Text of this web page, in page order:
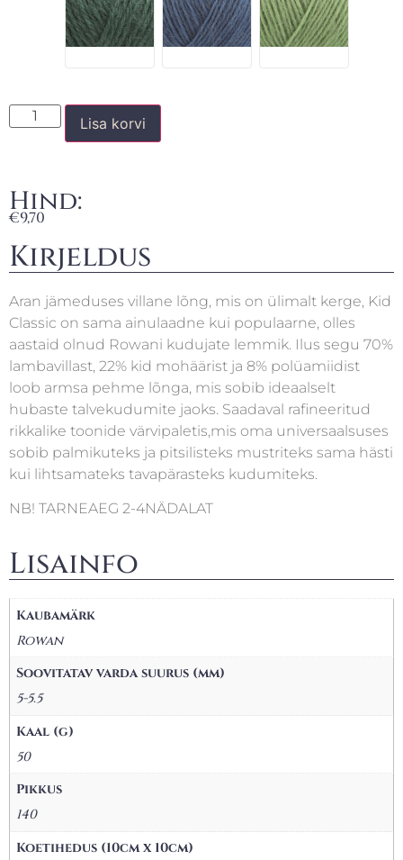
Lisa korvi
Hind:
€9,70
Kirjeldus
Aran jämeduses villane lõng, mis on ülimalt kerge, Kid
Classic on sama ainulaadne kui populaarne, olles
aastaid olnud Rowani kudujate lemmik. Ilus segu 70%
lambavillast, 22% kid mohäärist ja 8% polüamiidist
loob armsa pehme lõnga, mis sobib ideaalselt
hubaste talvekudumite jaoks. Saadaval rafineeritud
rikkalike toonide värvipaletis,mis oma universaalsuses
sobib palmikuteks ja pitsilisteks mustriteks sama hästi
kui lihtsamateks tavapärasteks kudumiteks.
NB! TARNEAEG 2-4NÄDALAT
Lisainfo
Kaubamärk
Rowan
Soovitatav varda suurus (mm)
5-5.5
Kaal (g)
50
Pikkus
140
Koetihedus (10cm x 10cm)